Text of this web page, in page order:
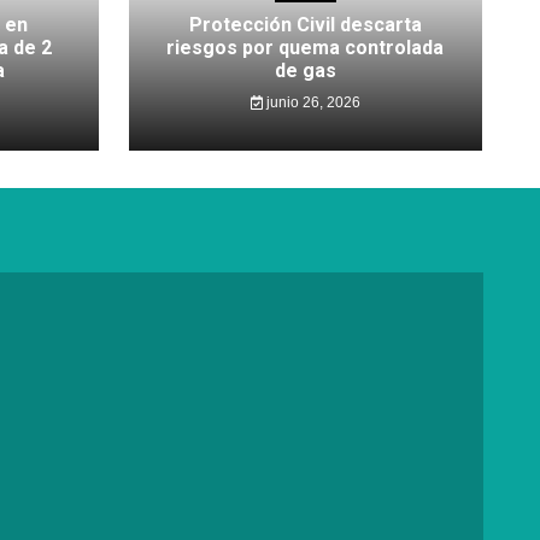
en
de 2
Protección Civil descarta
riesgos por quema controlada
de gas
junio 26, 2026